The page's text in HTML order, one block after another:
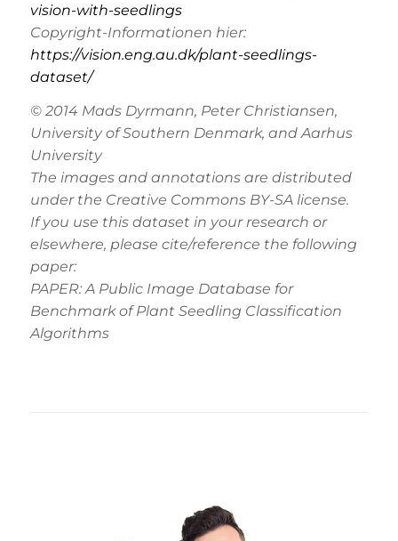
vision-with-seedlings
Copyright-Informationen hier:
https://vision.eng.au.dk/plant-seedlings-
dataset/
© 2014 Mads Dyrmann, Peter Christiansen,
University of Southern Denmark, and Aarhus
University
The images and annotations are distributed
under the Creative Commons BY-SA license.
If you use this dataset in your research or
elsewhere, please cite/reference the following
paper:
PAPER: A Public Image Database for
Benchmark of Plant Seedling Classification
Algorithms